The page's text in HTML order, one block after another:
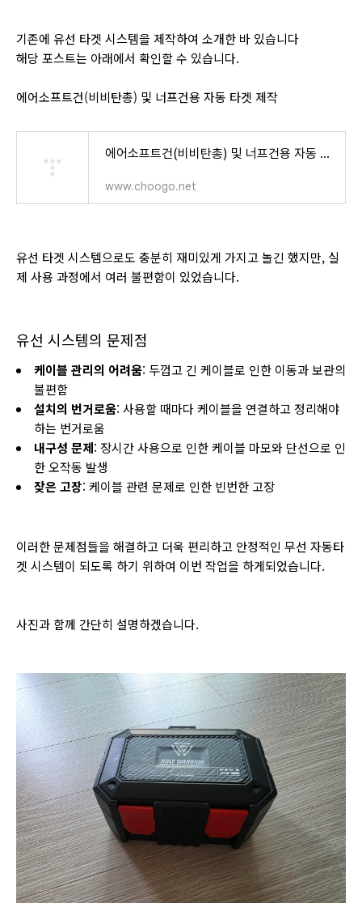
기존에 유선 타겟 시스템을 제작하여 소개한 바 있습니다
해당 포스트는 아래에서 확인할 수 있습니다.
에어소프트건(비비탄총) 및 너프건용 자동 타겟 제작
에어소프트건(비비탄총) 및 너프건용 자동 타겟 제작
www.choogo.net
유선 타겟 시스템으로도 충분히 재미있게 가지고 놀긴 했지만, 실
제 사용 과정에서 여러 불편함이 있었습니다.
유선 시스템의 문제점
케이블 관리의 어려움: 두껍고 긴 케이블로 인한 이동과 보관의
불편함
설치의 번거로움: 사용할 때마다 케이블을 연결하고 정리해야
하는 번거로움
내구성 문제: 장시간 사용으로 인한 케이블 마모와 단선으로 인
한 오작동 발생
잦은 고장: 케이블 관련 문제로 인한 빈번한 고장
이러한 문제점들을 해결하고 더욱 편리하고 안정적인 무선 자동타
겟 시스템이 되도록 하기 위하여 이번 작업을 하게되었습니다.
사진과 함께 간단히 설명하겠습니다.